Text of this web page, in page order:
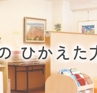
ひかえた